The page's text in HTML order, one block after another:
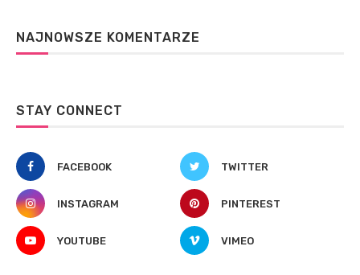
NAJNOWSZE KOMENTARZE
STAY CONNECT
FACEBOOK TWITTER
INSTAGRAM PINTEREST
YOUTUBE VIMEO